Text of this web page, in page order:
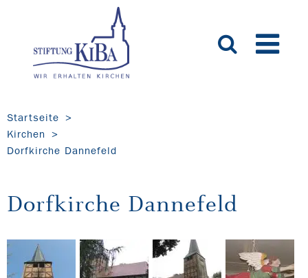
Startseite
Kirchen
Dorfkirche Dannefeld
Dorfkirche Dannefeld